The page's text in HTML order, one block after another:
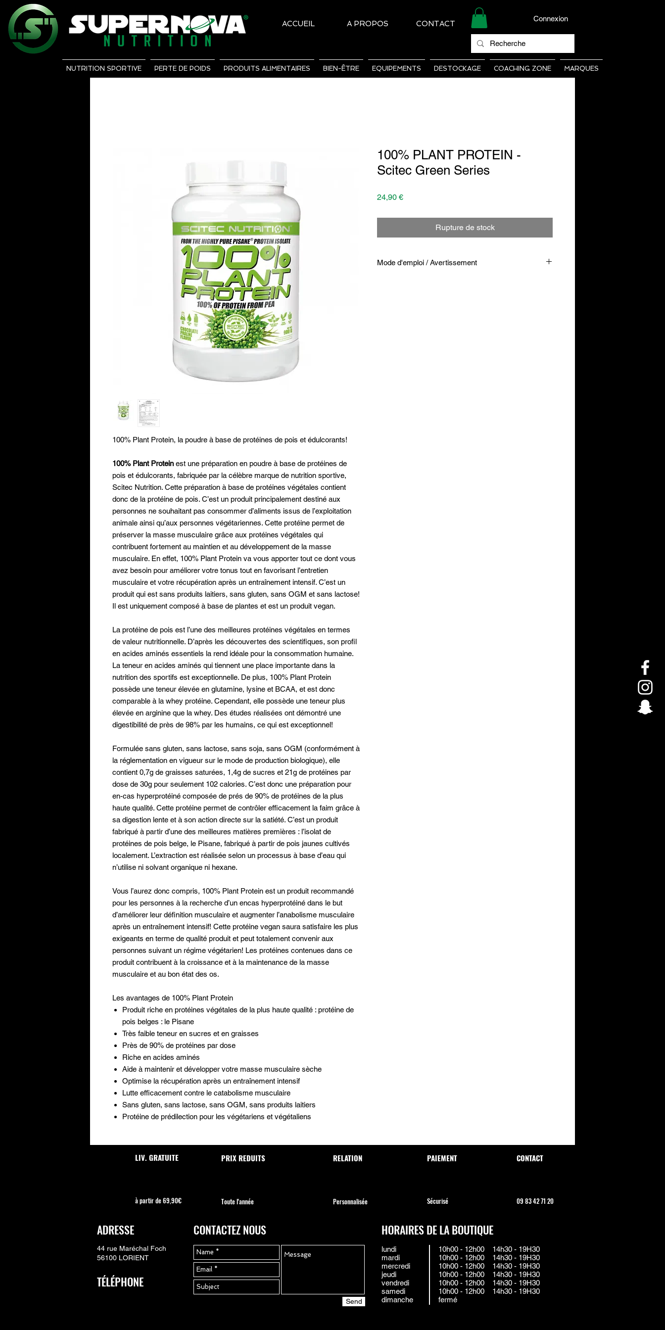
ACCUEIL A PROPOS CONTACT
Connexion
NUTRITION SPORTIVE PERTE DE POIDS PRODUITS ALIMENTAIRES BIEN-ÊTRE EQUIPEMENTS DESTOCKAGE COACHING ZONE MARQUES
100% Plant Protein, la poudre à base de protéines de pois et édulcorants!
100% Plant Protein est une préparation en poudre à base de protéines de
pois et édulcorants, fabriquée par la célèbre marque de nutrition sportive,
Scitec Nutrition. Cette préparation à base de protéines végétales contient
donc de la protéine de pois. C’est un produit principalement destiné aux
personnes ne souhaitant pas consommer d’aliments issus de l’exploitation
animale ainsi qu’aux personnes végétariennes. Cette protéine permet de
préserver la masse musculaire grâce aux protéines végétales qui
contribuent fortement au maintien et au développement de la masse
musculaire. En effet, 100% Plant Protein va vous apporter tout ce dont vous
avez besoin pour améliorer votre tonus tout en favorisant l’entretien
musculaire et votre récupération après un entraînement intensif. C’est un
produit qui est sans produits laitiers, sans gluten, sans OGM et sans lactose!
Il est uniquement composé à base de plantes et est un produit vegan.
La protéine de pois est l’une des meilleures protéines végétales en termes
de valeur nutritionnelle. D’après les découvertes des scientifiques, son profil
en acides aminés essentiels la rend idéale pour la consommation humaine.
La teneur en acides aminés qui tiennent une place importante dans la
nutrition des sportifs est exceptionnelle. De plus, 100% Plant Protein
possède une teneur élevée en glutamine, lysine et BCAA, et est donc
comparable à la whey protéine. Cependant, elle possède une teneur plus
élevée en arginine que la whey. Des études réalisées ont démontré une
digestibilité de près de 98% par les humains, ce qui est exceptionnel!
Formulée sans gluten, sans lactose, sans soja, sans OGM (conformément à
la réglementation en vigueur sur le mode de production biologique), elle
contient 0,7g de graisses saturées, 1,4g de sucres et 21g de protéines par
dose de 30g pour seulement 102 calories. C’est donc une préparation pour
en-cas hyperprotéiné composée de prés de 90% de protéines de la plus
haute qualité. Cette protéine permet de contrôler efficacement la faim grâce à
sa digestion lente et à son action directe sur la satiété. C’est un produit
fabriqué à partir d’une des meilleures matières premières : l’isolat de
protéines de pois belge, le Pisane, fabriqué à partir de pois jaunes cultivés
localement. L’extraction est réalisée selon un processus à base d’eau qui
n’utilise ni solvant organique ni hexane.
Vous l’aurez donc compris, 100% Plant Protein est un produit recommandé
pour les personnes à la recherche d’un encas hyperprotéiné dans le but
d’améliorer leur définition musculaire et augmenter l’anabolisme musculaire
après un entraînement intensif! Cette protéine vegan saura satisfaire les plus
exigeants en terme de qualité produit et peut totalement convenir aux
personnes suivant un régime végétarien! Les protéines contenues dans ce
produit contribuent à la croissance et à la maintenance de la masse
musculaire et au bon état des os.
Les avantages de 100% Plant Protein
Produit riche en protéines végétales de la plus haute qualité : protéine de
pois belges : le Pisane
Très faible teneur en sucres et en graisses
Près de 90% de protéines par dose
Riche en acides aminés
Aide à maintenir et développer votre masse musculaire sèche
Optimise la récupération après un entraînement intensif
Lutte efficacement contre le catabolisme musculaire
Sans gluten, sans lactose, sans OGM, sans produits laitiers
Protéine de prédilection pour les végétariens et végétaliens
100% PLANT PROTEIN -
Scitec Green Series
24,90 €Prix
Rupture de stock
Mode d'emploi / Avertissement
LIV. GRATUITE PRIX REDUITS RELATION PAIEMENT CONTACT
à partir de 69,90€ Toute l'année Personnalisée Sécurisé 09 83 42 71 20
ADRESSE CONTACTEZ NOUS HORAIRES DE LA BOUTIQUE
44 rue Maréchal Foch
56100 LORIENT
TÉLÉPHONE
Send
lundi
mardi
mercredi
jeudi
vendredi
samedi
dimanche
10h00 - 12h00 14h30 - 19H30
10h00 - 12h00 14h30 - 19H30
10h00 - 12h00 14h30 - 19H30
10h00 - 12h00 14h30 - 19H30
10h00 - 12h00 14h30 - 19H30
10h00 - 12h00 14h30 - 19H30
fermé